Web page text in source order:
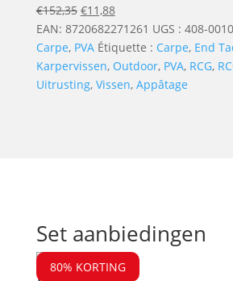
était :
€223,70.
est :
€50,40.
€152,35 Le
prix
initial
était :
€152,35.
€11,88Le
prix
actuel
est :
€11,88.
EAN: 8720682271261 UGS : 408-
Carpe, PVA Étiquette : Carpe, End
Karpervissen, Outdoor, PVA, RCG,
Uitrusting, Vissen, Appâtage
Set aanbiedingen
80% KORTING